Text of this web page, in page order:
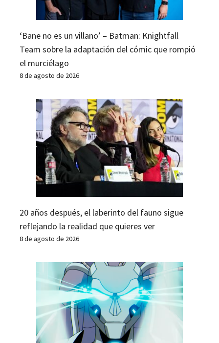
‘Bane no es un villano’ – Batman: Knightfall
Team sobre la adaptación del cómic que rompió
el murciélago
8 de agosto de 2026
20 años después, el laberinto del fauno sigue
reflejando la realidad que quieres ver
8 de agosto de 2026